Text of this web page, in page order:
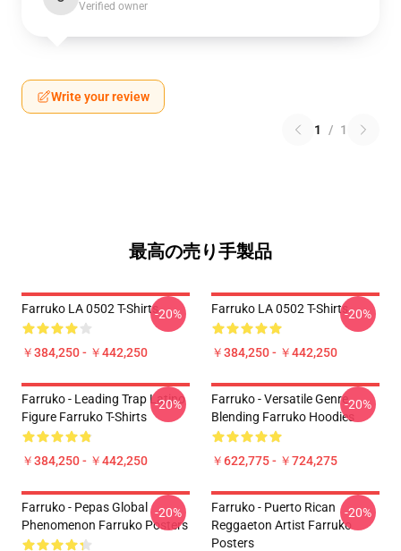
Verified owner
Write your review
1 / 1
最高の売り手製品
Farruko LA 0502 T-Shirts
￥384,250 - ￥442,250
-20% Farruko LA 0502 T-Shirts
￥384,250 - ￥442,250
-20%
Farruko - Leading Trap Latino
Figure Farruko T-Shirts
￥384,250 - ￥442,250
-20%
Farruko - Versatile Genre
Blending Farruko Hoodies
￥622,775 - ￥724,275
-20%
Farruko - Pepas Global
Phenomenon Farruko Posters
-20%
Farruko - Puerto Rican
Reggaeton Artist Farruko
Posters
-20%